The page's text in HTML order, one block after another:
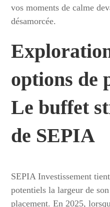
vos moments de calme
désamorcée.
options de
Le buffet
de SEPIA
SEPIA Investissement
potentiels la largeur de
placement. En 2025,